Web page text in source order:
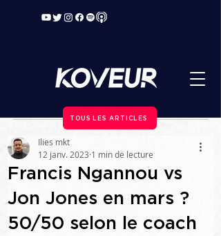
TOUS LES ARTICLES
Francis Ngannou vs
Jon Jones en mars ?
50/50 selon le coach
Ilies mkt
12 janv. 2023 1 min de lecture